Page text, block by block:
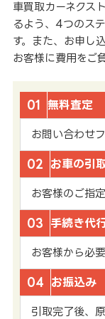
車買取カーネクス
るよう、4つのス
す。また、お申し
お客様に費用をご
01 無料査定
お問い合わせ
02 お車の引
お客様のご指
03 手続き代
お客様から必
04 お振込み
引取完了後、